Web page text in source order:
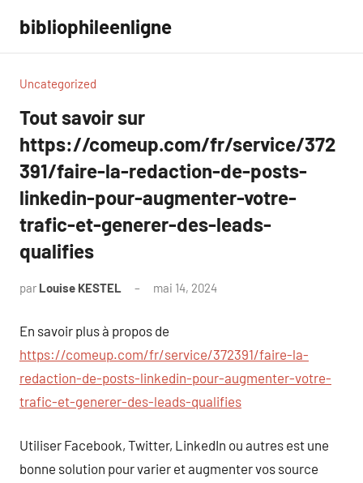
contenu
bibliophileenligne
Uncategorized
Tout savoir sur
https://comeup.com/fr/service/372
391/faire-la-redaction-de-posts-
linkedin-pour-augmenter-votre-
trafic-et-generer-des-leads-
qualifies
par Louise KESTEL mai 14, 2024
En savoir plus à propos de
https://comeup.com/fr/service/372391/faire-la-
redaction-de-posts-linkedin-pour-augmenter-votre-
trafic-et-generer-des-leads-qualifies
Utiliser Facebook, Twitter, LinkedIn ou autres est une
bonne solution pour varier et augmenter vos source